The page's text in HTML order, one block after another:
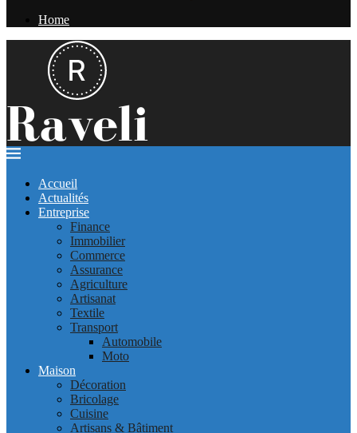
Home
Accueil
Actualités
Entreprise
Finance
Immobilier
Commerce
Assurance
Agriculture
Artisanat
Textile
Transport
Automobile
Moto
Maison
Décoration
Bricolage
Cuisine
Artisans & Bâtiment